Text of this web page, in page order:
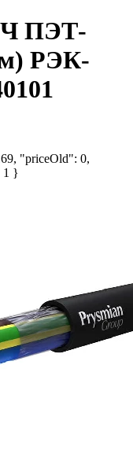
Ч ПЭТ-
РЭК-
"priceOld": 0,
1 }